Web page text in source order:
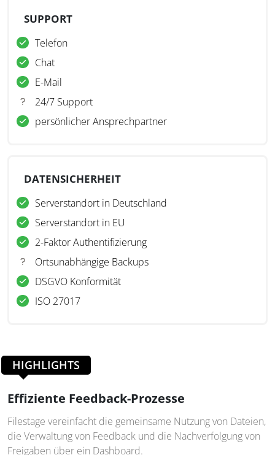
SUPPORT
Telefon
Chat
E-Mail
24/7 Support
persönlicher Ansprechpartner
DATENSICHERHEIT
Serverstandort in Deutschland
Serverstandort in EU
2-Faktor Authentifizierung
Ortsunabhängige Backups
DSGVO Konformität
ISO 27017
HIGHLIGHTS
Effiziente Feedback-Prozesse
Filestage vereinfacht die gemeinsame Nutzung von Dateien,
die Verwaltung von Feedback und die Nachverfolgung von
Freigaben über ein Dashboard.